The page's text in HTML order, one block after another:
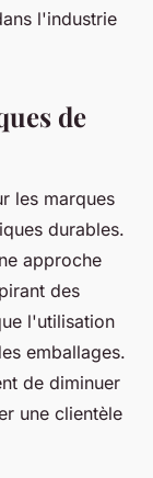
l'industrie
de
les marques
durables.
approche
des
l'utilisation
emballages.
de diminuer
une clientèle